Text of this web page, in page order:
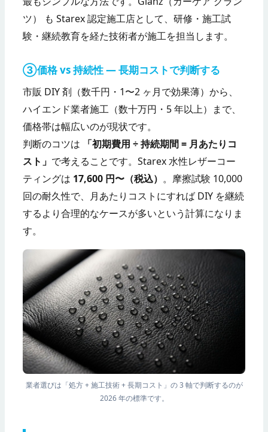
ツ） も Starex 認定施工店として、研修・施工試
験・継続教育を経た技術者が施工を担当します。
③価格 vs 持続性 — 長期コストで判断する
市販 DIY 剤（数千円・1〜2 ヶ月で効果薄）から、
ハイエンド業者施工（数十万円・5 年以上）まで、
価格帯は幅広いのが現状です。
判断のコツは
「初期費用 ÷ 持続期間 = 月あたりコ
スト」 で考えることです。Starex 水性レザーコー
ティングは 17,600 円〜（税込） 。摩擦試験 10,000
回の耐久性で、月あたりコストにすれば DIY を継続
するより合理的なケースが多いという計算になりま
す。
業者選びは「処方 + 施工技術 + 長期コスト」の 3 軸で判断するのが
2026 年の標準です。